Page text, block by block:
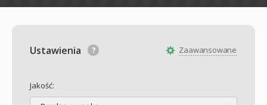
Zaawansowane
Ustawienia
Jakość: